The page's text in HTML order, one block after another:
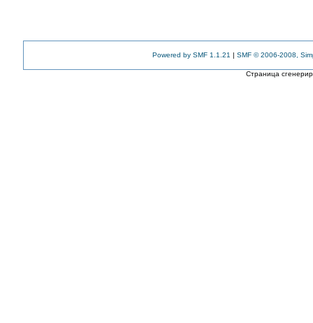
Powered by SMF 1.1.21 | SMF © 2006-2008,
Страница